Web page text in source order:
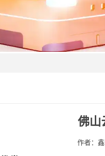
佛山
作者：